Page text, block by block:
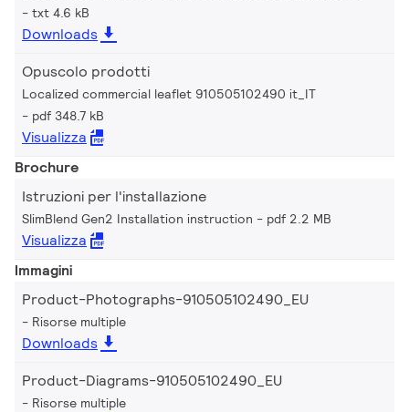
txt 4.6 kB
Downloads
Opuscolo prodotti
Localized commercial leaflet 910505102490 it_IT
pdf 348.7 kB
Visualizza
Brochure
Istruzioni per l'installazione
SlimBlend Gen2 Installation instruction pdf 2.2 MB
Visualizza
Immagini
Product-Photographs-910505102490_EU
Risorse multiple
Downloads
Product-Diagrams-910505102490_EU
Risorse multiple